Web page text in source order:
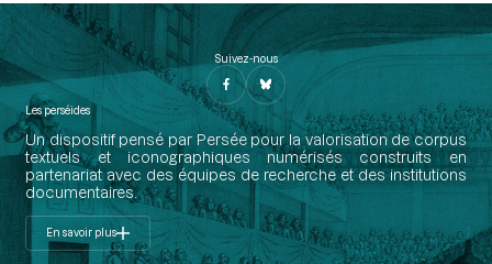
Suivez-nous
Les perséides
Un dispositif pensé par Persée pour la valorisation de corpus
textuels et iconographiques numérisés construits en
partenariat avec des équipes de recherche et des institutions
documentaires.
En savoir plus